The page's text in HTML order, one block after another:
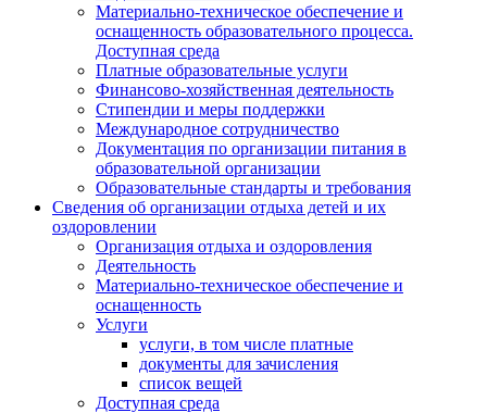
Материально-техническое обеспечение и
оснащенность образовательного процесса.
Доступная среда
Платные образовательные услуги
Финансово-хозяйственная деятельность
Стипендии и меры поддержки
Международное сотрудничество
Документация по организации питания в
образовательной организации
Образовательные стандарты и требования
Сведения об организации отдыха детей и их
оздоровлении
Организация отдыха и оздоровления
Деятельность
Материально-техническое обеспечение и
оснащенность
Услуги
услуги, в том числе платные
документы для зачисления
список вещей
Доступная среда